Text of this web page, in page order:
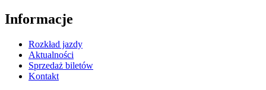
Informacje
Rozkład jazdy
Aktualności
Sprzedaż biletów
Kontakt